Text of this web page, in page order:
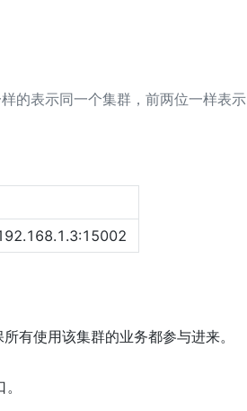
的表示同一个集群，前两位一样表示
有使用该集群的业务都参与进来。